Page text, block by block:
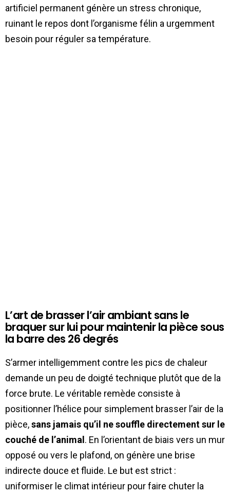
artificiel permanent génère un stress chronique,
ruinant le repos dont l’organisme félin a urgemment
besoin pour réguler sa température.
L’art de brasser l’air ambiant sans le
braquer sur lui pour maintenir la pièce sous
la barre des 26 degrés
S’armer intelligemment contre les pics de chaleur
demande un peu de doigté technique plutôt que de la
force brute. Le véritable remède consiste à
positionner l’hélice pour simplement brasser l’air de la
pièce,sans jamais qu’il ne souffle directement sur le
couché de l’animal. En l’orientant de biais vers un mur
opposé ou vers le plafond, on génère une brise
indirecte douce et fluide. Le but est strict :
uniformiser le climat intérieur pour faire chuter la